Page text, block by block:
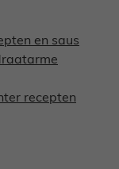
en saus
recepten